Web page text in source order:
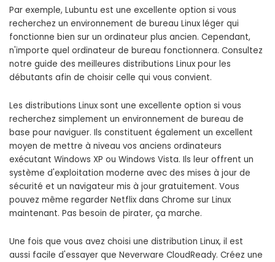
Par exemple, Lubuntu est une excellente option si vous
recherchez un environnement de bureau Linux léger qui
fonctionne bien sur un ordinateur plus ancien. Cependant,
n'importe quel ordinateur de bureau fonctionnera. Consultez
notre guide des meilleures distributions Linux pour les
débutants afin de choisir celle qui vous convient.
Les distributions Linux sont une excellente option si vous
recherchez simplement un environnement de bureau de
base pour naviguer. Ils constituent également un excellent
moyen de mettre à niveau vos anciens ordinateurs
exécutant Windows XP ou Windows Vista. Ils leur offrent un
système d'exploitation moderne avec des mises à jour de
sécurité et un navigateur mis à jour gratuitement. Vous
pouvez même regarder Netflix dans Chrome sur Linux
maintenant. Pas besoin de pirater, ça marche.
Une fois que vous avez choisi une distribution Linux, il est
aussi facile d'essayer que Neverware CloudReady. Créez une